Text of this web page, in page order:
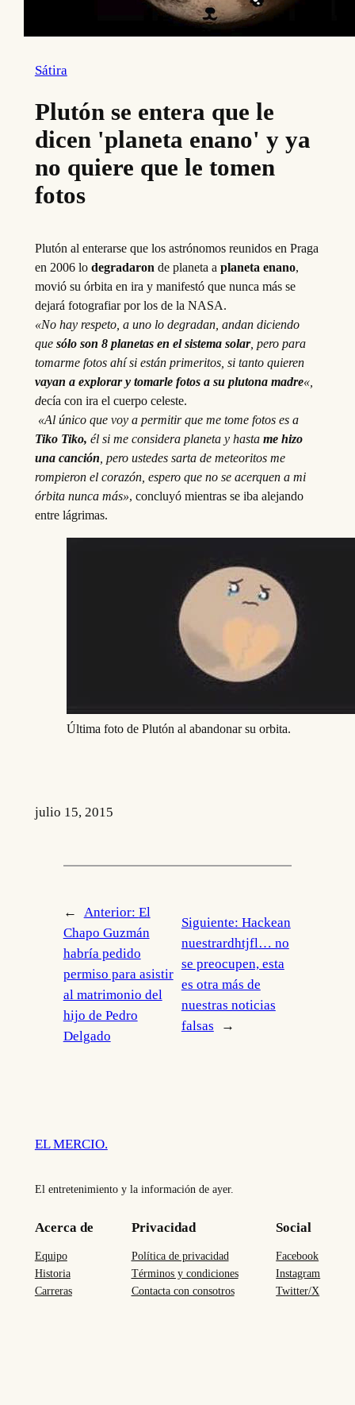
Sátira
Plutón se entera que le
dicen 'planeta enano' y ya
no quiere que le tomen
fotos
Plutón al enterarse que los astrónomos reunidos en Praga
en 2006 lo degradaron de planeta a planeta enano,
movió su órbita en ira y manifestó que nunca más se
dejará fotografiar por los de la NASA.
«No hay respeto, a uno lo degradan, andan diciendo
que sólo son 8 planetas en el sistema solar, pero para
tomarme fotos ahí si están primeritos, si tanto quieren
vayan a explorar y tomarle fotos a su plutona madre«,
decía con ira el cuerpo celeste.
«Al único que voy a permitir que me tome fotos es a
Tiko Tiko, él si me considera planeta y hastame hizo
una canción , pero ustedes sarta de meteoritos me
rompieron el corazón, espero que no se acerquen a mi
órbita nunca más», concluyó mientras se iba alejando
entre lágrimas.
Última foto de Plutón al abandonar su orbita.
julio 15, 2015
← Anterior: El
Chapo Guzmán
habría pedido
permiso para asistir
al matrimonio del
hijo de Pedro
Delgado
Siguiente: Hackean
nuestrardhtjfl… no
se preocupen, esta
es otra más de
nuestras noticias
falsas
→
EL MERCIO.
El entretenimiento y la información de ayer.
Acerca de
Equipo
Historia
Carreras
Privacidad
Política de privacidad
Términos y condiciones
Contacta con consotros
Social
Facebook
Instagram
Twitter/X